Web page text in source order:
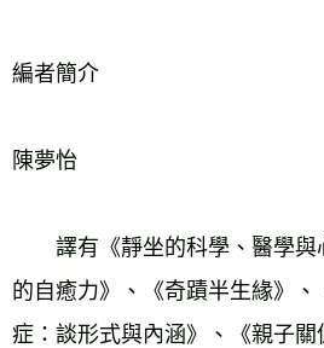
編者簡介
陳夢怡
譯有《靜坐的科學、醫學與
的自癒力》、《奇蹟半生緣》
症：談形式與內涵》、《親子